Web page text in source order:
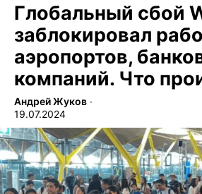
Глобальный сбой
заблокировал
аэропортов,
компаний. Что
Андрей Жуков ∙
19.07.2024